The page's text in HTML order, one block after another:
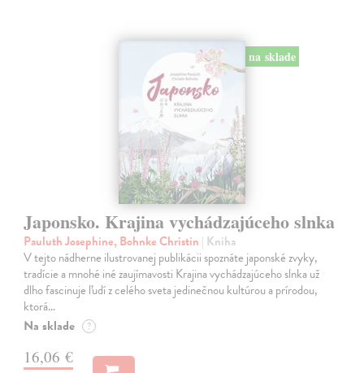
na sklade
Japonsko. Krajina vychádzajúceho slnka
Pauluth Josephine, Bohnke Christin | Kniha
V tejto nádherne ilustrovanej publikácii spoznáte japonské zvyky,
tradície a mnohé iné zaujímavosti Krajina vychádzajúceho slnka už
dlho fascinuje ľudí z celého sveta jedinečnou kultúrou a prírodou,
ktorá…
Na sklade ?
16,06 €